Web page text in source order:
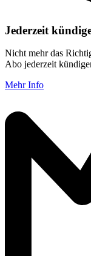
Jederzeit
Nicht mehr das
Abo jederzeit
Mehr Info